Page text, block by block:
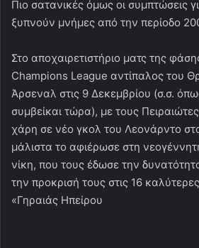
Πιο σατανικές όμως οι συμπτώσεις
ξυπνούν μνήμες από την περίοδο
Στο αποχαιρετιστήριο ματς της
Champions League αντίπαλος του
Άρσεναλ στις 9 Δεκεμβρίου (σ.σ.
συμβείκαι τώρα), με τους
χάρη σε νέο γκολ του Λεονάρντο
μάλιστα το αφιέρωσε στη
νίκη, που τους έδωσε την
την προκρισή τους στις 16
«Γηραιάς Ηπείρου